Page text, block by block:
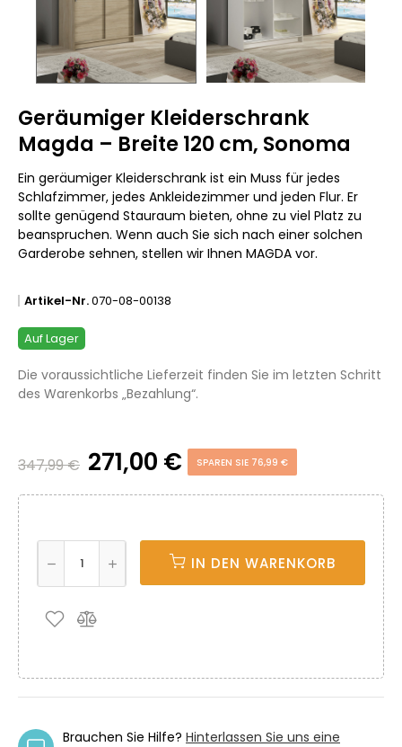
Geräumiger Kleiderschrank
Magda – Breite 120 cm, Sonoma
Ein geräumiger Kleiderschrank ist ein Muss für jedes
Schlafzimmer, jedes Ankleidezimmer und jeden Flur. Er
sollte genügend Stauraum bieten, ohne zu viel Platz zu
beanspruchen. Wenn auch Sie sich nach einer solchen
Garderobe sehnen, stellen wir Ihnen MAGDA vor.
Artikel-Nr.070-08-00138
Auf Lager
Die voraussichtliche Lieferzeit finden Sie im letzten Schritt
des Warenkorbs „Bezahlung“.
347,99 € 271,00 € SPAREN SIE 76,99 €
IN DEN WARENKORB
Brauchen Sie Hilfe? Hinterlassen Sie uns eine